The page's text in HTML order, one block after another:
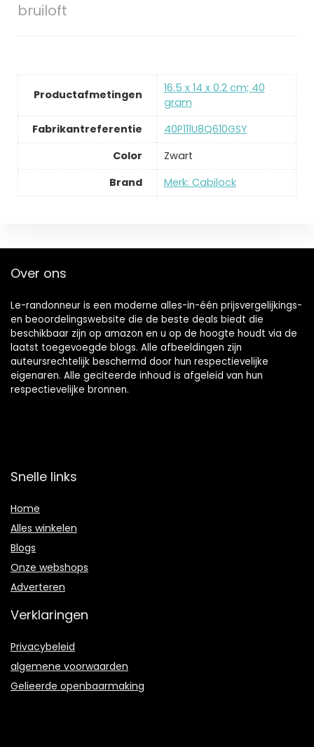
bruiloft
Productafmetingen
‎16.5 x 14 x 0.2 cm; 40
gram
Fabrikantreferentie
‎40P111U8Q610GSY
Color
‎Zwart
Brand
Merk: Cabilock
Over ons
Le-randonneur is een moderne alles-in-één prijsvergelijkings-
en beoordelingswebsite die de beste deals biedt die
beschikbaar zijn op amazon en u op de hoogte houdt via de
laatst toegevoegde blogs. Alle afbeeldingen zijn
auteursrechtelijk beschermd door hun respectievelijke
eigenaren. Alle geciteerde inhoud is afgeleid van hun
respectievelijke bronnen.
Snelle links
Home
Alles winkelen
Blogs
Onze webshops
Adverteren
Verklaringen
Privacybeleid
algemene voorwaarden
Gelieerde openbaarmaking